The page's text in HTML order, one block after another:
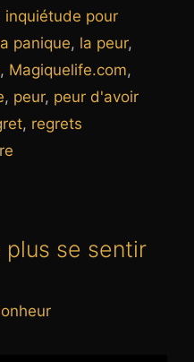
inquiétude pour
panique, la peur,
, Magiquelife.com,
, peur, peur d'avoir
, regrets
plus se sentir